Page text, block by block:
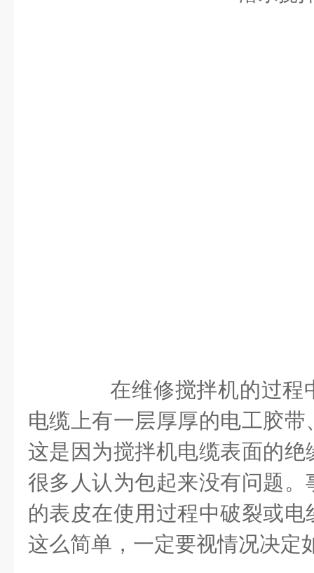
在维修搅拌机的过程
电缆上有一层厚厚的电工胶
这是因为搅拌机电缆表面的
很多人认为包起来没有问题
的表皮在使用过程中破裂或
这么简单，一定要视情况决定